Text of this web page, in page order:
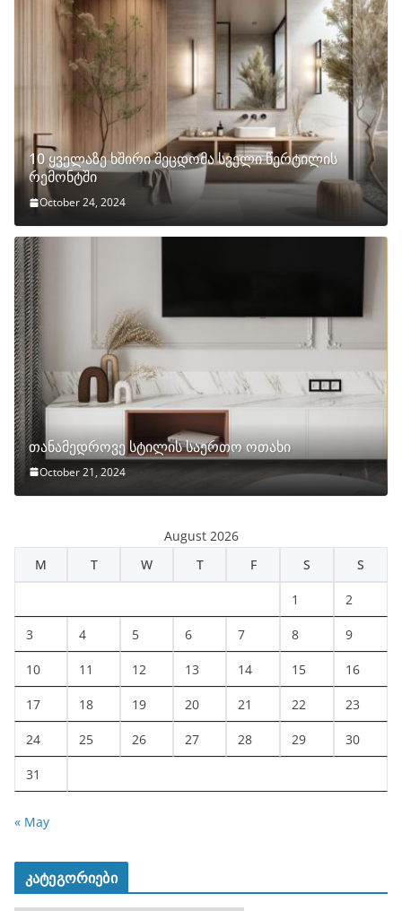
10 ყველაზე ხშირი შეცდომა სველი წერტილის
რემონტში
October 24, 2024
თანამედროვე სტილის საერთო ოთახი
October 21, 2024
August 2026
M
T W T F S S
1 2
3 4 5 6 7 8 9
10 11 12 13 14 15 16
17 18 19 20 21 22 23
24 25 26 27 28 29 30
31
« May
კატეგორიები